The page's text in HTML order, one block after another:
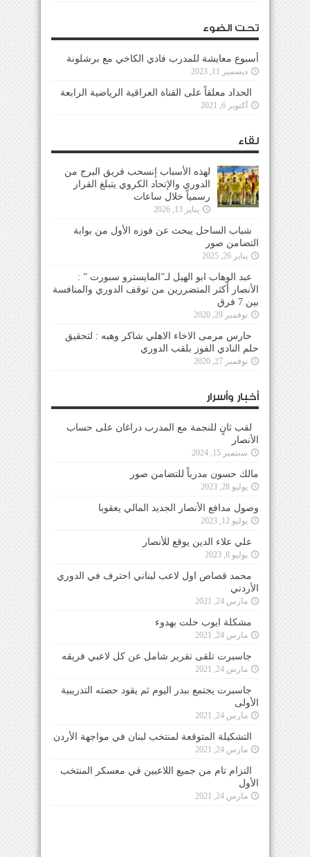
تحت الضوء
أسبوع معايشة للمدرب فادي الكاخي مع برشلونة
ديسمبر 11, 2023
الحداد معلقاً على القناة العراقية الرياضية الرابعة
أكتوبر 6, 2021
لقاء
لهذه الأسباب إنسحب فريق البرج من
الدوري والإتحاد الكروي يتبلغ القرار
رسمياً خلال ساعات
يناير 13, 2026
شباب الساحل يبحث عن فوزه الأول من بوابة
التضامن صور
يناير 26, 2025
عبد الوهاب ابو الهيل لـ”المايسترو سبورت ” :
الأنصار أكثر المتضررين من توقف الدوري والمنافسة
بين 7 فرق
نوفمبر 29, 2020
حارس مرمى الاخاء الاهلي شاكر وهبه : لتحقيق
حلم النادي الفوز بلقب الدوري
نوفمبر 27, 2020
أخبار وأسرار
لقب ثانٍ للنجمة مع المدرب دراغان على حساب
الأنصار
سبتمبر 15, 2024
مالك حسون مدرباً للتضامن صور
يوليو 28, 2023
وصول مدافع الأنصار الجديد المالي يعقوبا
يوليو 12, 2023
علي علاء الدين يوقع للأنصار
يوليو 8, 2023
محمد قصاص اول لاعب لبناني احترف في الدوري
الأردني
مارس 24, 2021
مشكلة ايوب حلت بهدوء
مارس 24, 2021
جاسبرت تلقى تقرير شامل عن كل لاعبي فريقه
مارس 24, 2021
جاسبرت يجتمع ببدر اليوم ثم يقود حصته التدريبية
الأولى
مارس 24, 2021
التشكيلة المتوقعة لمنتخب لبنان في مواجهة الأردن
مارس 24, 2021
التزام تام من جميع اللاعبين في معسكر المنتخب
الأول
مارس 24, 2021